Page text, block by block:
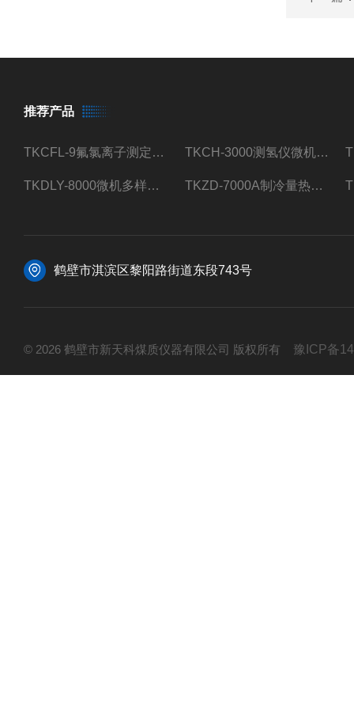
推荐产品
TKCFL-9氟氯离子测定仪自动煤质检测 TKCH-3000测氢仪微机氢元素测定煤质检测
TKDLY-8000微机多样测硫仪自动定硫仪化验室硫含量测定 TKZD-7000A制冷量热仪自动升降热值仪煤质检测
鹤壁市淇滨区黎阳路街道东段743号
© 2026 鹤壁市新天科煤质仪器有限公司 版权所有 豫ICP备